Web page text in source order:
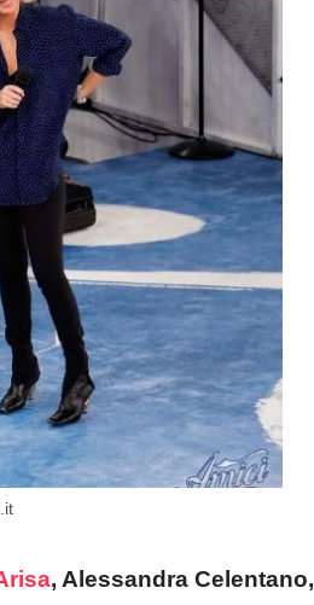
, Alessandra Celentano,